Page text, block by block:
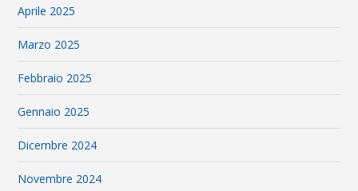
Aprile 2025
Marzo 2025
Febbraio 2025
Gennaio 2025
Dicembre 2024
Novembre 2024